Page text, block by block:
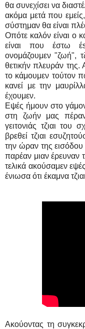
θα συνεχίσει να
ακόμα μετά που
σύστημαν θα είναι
Οπότε καλόν είναι ο
είναι που έστω
ονομάζουμεν "ζωή",
θετικήν πλευράν της.
το κάμουμεν τούτον
κανεί με την
έχουμεν.
Εψές ήμουν στο
στη ζωήν μας
γειτονιάς τζιαι του
βρεθεί τζιαι
την ώραν της
παρέαν μιαν έρευναν
τελικά ακούσαμεν
ένιωσα ότι έκαμνα
Ακούοντας τη